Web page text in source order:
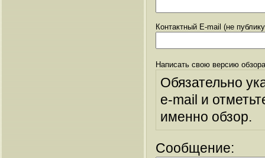
Контактный E-mail (не
Написать свою версию
Обязательно
e-mail и
именно обзор.
Сообщение: